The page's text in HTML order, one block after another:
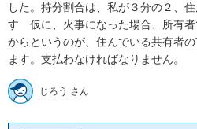
した。持分割合は、私が３分の２、
す　仮に、火事になった場合、所有
からというのが、住んでいる共有者
ます。支払わなければなりません。
じろう さん